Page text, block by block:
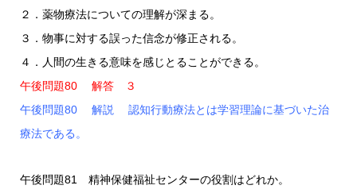
２．薬物療法についての理解が深まる。
３．物事に対する誤った信念が修正される。
４．人間の生きる意味を感じとることができる。
午後問題80 解答 ３
午後問題80 解説 認知行動療法とは学習理論に基づいた治
療法である。
午後問題81 精神保健福祉センターの役割はどれか。